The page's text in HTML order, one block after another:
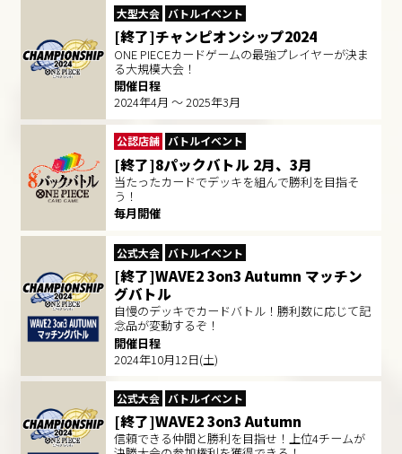
大型大会 バトルイベント
[終了]チャンピオンシップ2024
ONE PIECEカードゲームの最強プレイヤーが決ま
る大規模大会！
開催日程
2024年4月 ～ 2025年3月
公認店舗 バトルイベント
[終了]8パックバトル 2月、3月
当たったカードでデッキを組んで勝利を目指そ
う！
毎月開催
公式大会 バトルイベント
[終了]WAVE2 3on3 Autumn マッチン
グバトル
自慢のデッキでカードバトル！勝利数に応じて記
念品が変動するぞ！
開催日程
2024年10月12日(土)
公式大会 バトルイベント
[終了]WAVE2 3on3 Autumn
信頼できる仲間と勝利を目指せ！上位4チームが